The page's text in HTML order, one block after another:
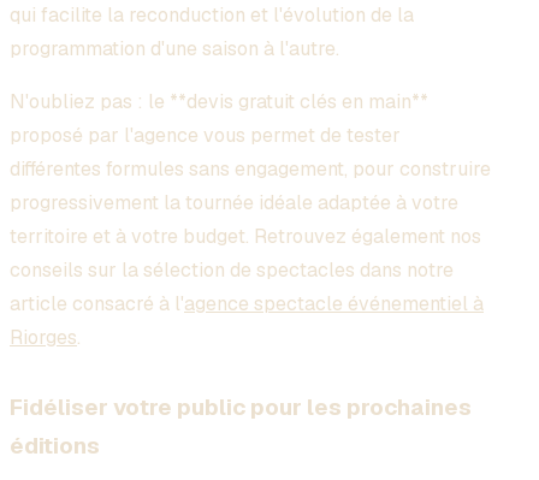
qui facilite la reconduction et l'évolution de la
programmation d'une saison à l'autre.
N'oubliez pas : le **devis gratuit clés en main**
proposé par l'agence vous permet de tester
différentes formules sans engagement, pour construire
progressivement la tournée idéale adaptée à votre
territoire et à votre budget. Retrouvez également nos
conseils sur la sélection de spectacles dans notre
article consacré à l'agence spectacle événementiel à
Riorges.
Fidéliser votre public pour les prochaines
éditions